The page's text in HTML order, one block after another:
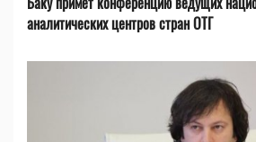
аналитических центров стран ОТГ